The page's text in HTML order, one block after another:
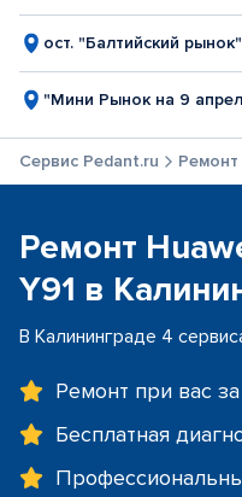
ост. "Балтийский рынок"
"Мини Рынок на 9
Сервис Pedant.ru
Ремонт
Y91 в
В Калининграде 4
Ремонт при вас
Бесплатная